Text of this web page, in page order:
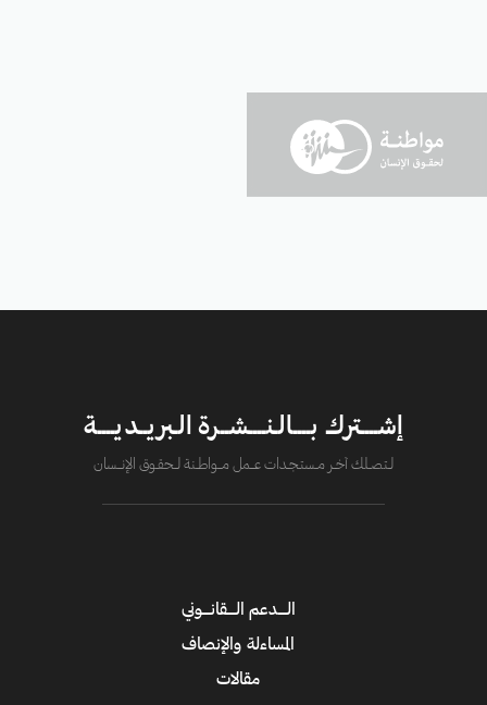
إشــــترك بــــالـنــــشــرة الـبريــديــــة
لــتصــلك آخــر مــستـجــدات عــــمل مــــواطــنة لـــحقــوق الإنــــسان
الــــدعم الــــقانــــوني
المساءلة والإنصاف
مقالات